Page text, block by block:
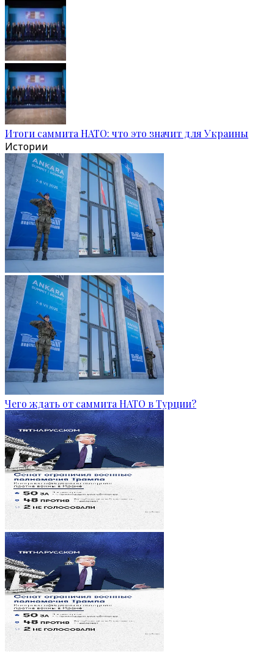
Итоги саммита НАТО: что это значит для Украины
Истории
Чего ждать от саммита НАТО в Турции?